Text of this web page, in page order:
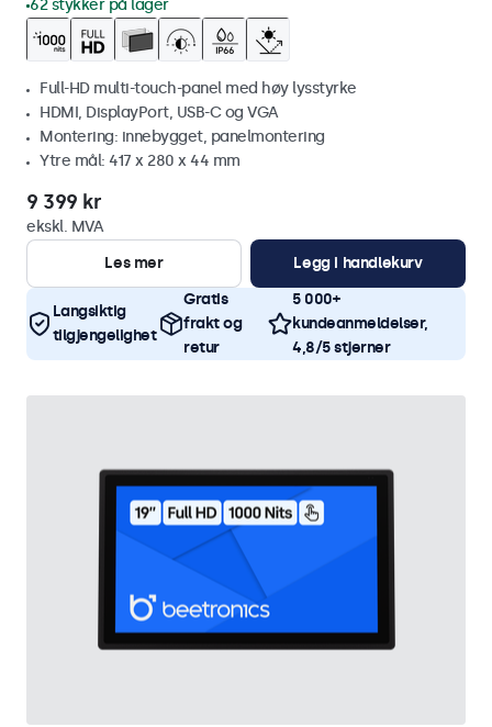
62 stykker på lager
Full-HD multi-touch-panel med høy lysstyrke
HDMI, DisplayPort, USB-C og VGA
Montering: innebygget, panelmontering
Ytre mål: 417 x 280 x 44 mm
9 399 kr
ekskl. MVA
Les mer
Legg i handlekurv
Langsiktig
tilgjengelighet
Gratis
frakt og
retur
5 000+
kundeanmeldelser,
4,8/5 stjerner